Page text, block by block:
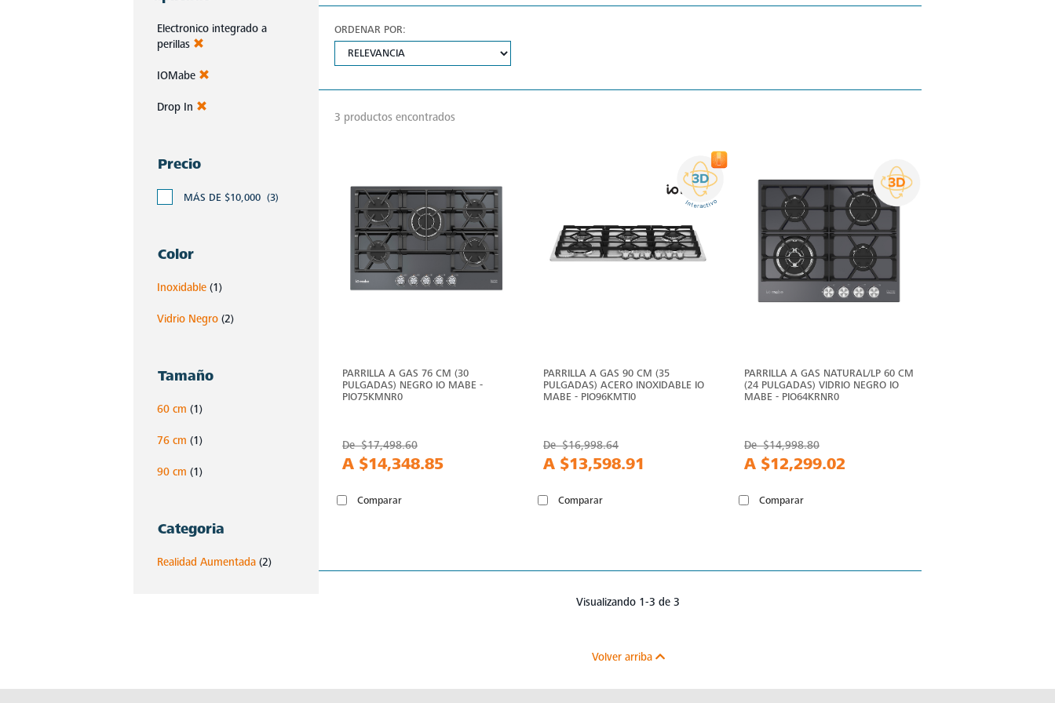
Electronico integrado a
perillas
IOMabe
Drop In
Precio
MÁS DE $10,000 (3)
Color
Inoxidable (1)
Vidrio Negro (2)
Tamaño
60 cm (1)
76 cm (1)
90 cm (1)
Categoria
Realidad Aumentada (2)
ORDENAR POR:
3 productos encontrados
PARRILLA A GAS 76 CM (30
PULGADAS) NEGRO IO MABE -
PIO75KMNR0
De$17,498.60
A $14,348.85
Comparar
PARRILLA A GAS 90 CM (35
PULGADAS) ACERO INOXIDABLE IO
MABE - PIO96KMTI0
De$16,998.64
A $13,598.91
Comparar
PARRILLA A GAS NATURAL/LP 60 CM
(24 PULGADAS) VIDRIO NEGRO IO
MABE - PIO64KRNR0
De$14,998.80
A $12,299.02
Comparar
Visualizando 1-3 de 3
Volver arriba